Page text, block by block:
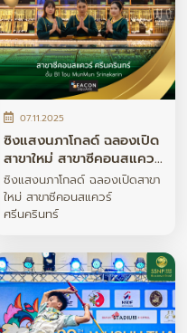
07.11.2025
ซิงแสงนภาโกลด์ ฉลองเปิด
สาขาใหม่ สาขาซีคอนสแควร์
ศรีนครินทร์
ซิงแสงนภาโกลด์ ฉลองเปิดสาขา
ใหม่ สาขาซีคอนสแควร์
ศรีนครินทร์